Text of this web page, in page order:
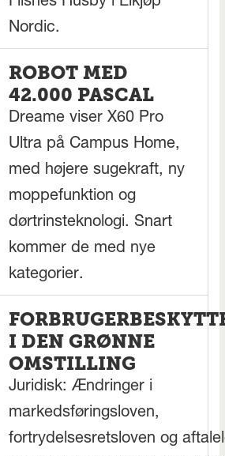
Nordic.
ROBOT MED
42.000 PASCAL
Dreame viser X60 Pro
Ultra på Campus Home,
med højere sugekraft, ny
moppefunktion og
dørtrinsteknologi. Snart
kommer de med nye
kategorier.
I DEN GRØNNE
OMSTILLING
Juridisk: Ændringer i
markedsføringsloven,
fortrydelsesretsloven og